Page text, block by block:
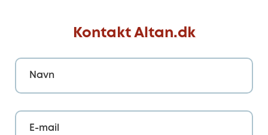
Kontakt Altan.dk
Navn
E-mail